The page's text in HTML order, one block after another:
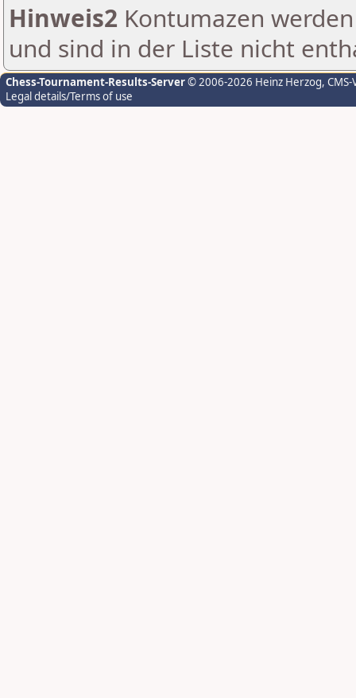
Hinweis2 Kontumazen
und sind in der Liste nicht
Chess-Tournament-Results-Server© 2006-2026 Heinz Herzog,
Legal details/Terms of use